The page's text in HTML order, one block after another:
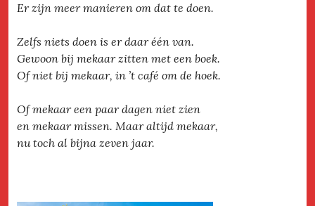
Er zijn meer manieren om dat te doen.
Zelfs niets doen is er daar één van.
Gewoon bij mekaar zitten met een boek.
Of niet bij mekaar, in ’t café om de hoek.
Of mekaar een paar dagen niet zien
en mekaar missen. Maar altijd mekaar,
nu toch al bijna zeven jaar.